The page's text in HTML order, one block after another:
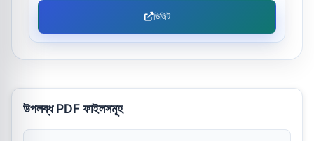
ভিজিট
উপলব্ধ PDF ফাইলসমূহ